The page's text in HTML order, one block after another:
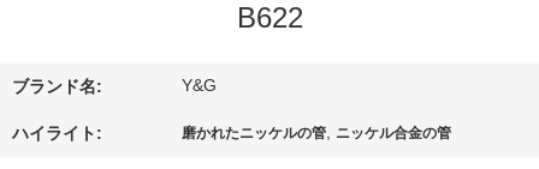
つ
い
B622
ブランド名: Y&G
ハイライト: 磨かれたニッケルの管, ニッケル合金の管